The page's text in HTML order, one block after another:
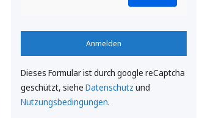
Anmelden
Dieses Formular ist durch google reCaptcha
geschützt, siehe Datenschutz und
Nutzungsbedingungen.